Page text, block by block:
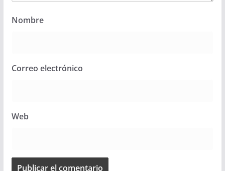
Nombre
Correo electrónico
Web